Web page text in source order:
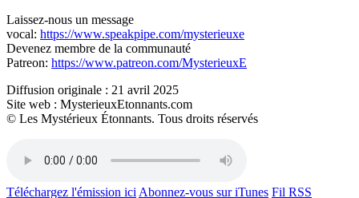
Laissez-nous un message
vocal: https://www.speakpipe.com/mysterieuxe
Devenez membre de la communauté
Patreon: https://www.patreon.com/MysterieuxE
Diffusion originale : 21 avril 2025
Site web : MysterieuxEtonnants.com
© Les Mystérieux Étonnants. Tous droits réservés
Téléchargez l'émission ici Abonnez-vous sur iTunes Fil RSS